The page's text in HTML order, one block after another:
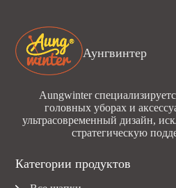
Аунгвинтер
Aungwinter
головных уборах и
ультрасовременный дизайн,
стратегическую
Категории продуктов